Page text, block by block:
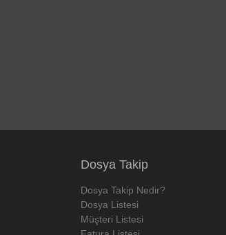
Dosya Takip
Dosya Takip Nedir?
Dosya Listesi
Müşteri Listesi